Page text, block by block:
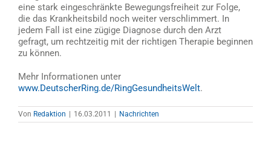
eine stark eingeschränkte Bewegungsfreiheit zur Folge,
die das Krankheitsbild noch weiter verschlimmert. In
jedem Fall ist eine zügige Diagnose durch den Arzt
gefragt, um rechtzeitig mit der richtigen Therapie beginnen
zu können.
Mehr Informationen unter
www.DeutscherRing.de/RingGesundheitsWelt.
Von Redaktion | 16.03.2011 | Nachrichten